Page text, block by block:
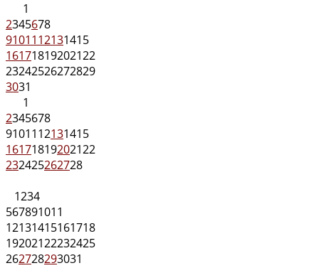
1
2345678
9101112131415
16171819202122
23242526272829
3031
1
2345678
9101112131415
16171819202122
232425262728
1234
567891011
12131415161718
19202122232425
262728293031